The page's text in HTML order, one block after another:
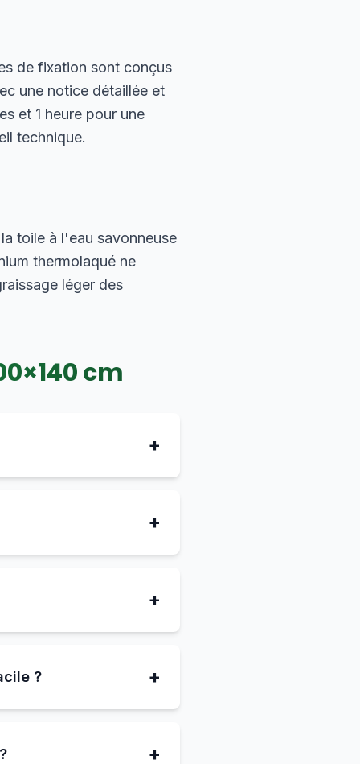
de fixation sont conçus
une notice détaillée et
et 1 heure pour une
technique.
toile à l'eau savonneuse
thermolaqué ne
léger des
×140cm
+
+
+
? +
+